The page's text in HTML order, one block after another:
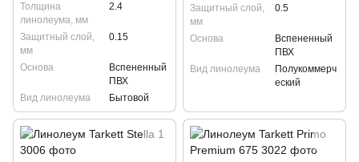
Толщина
линолеума, мм
2.4
Защитный слой,
мм
0.15
Основа
Вспененный
ПВХ
Вид линолеума
Бытовой
Защитный слой,
мм
0.5
Основа
Вспененный
ПВХ
Вид линолеума
Полукоммерч
еский